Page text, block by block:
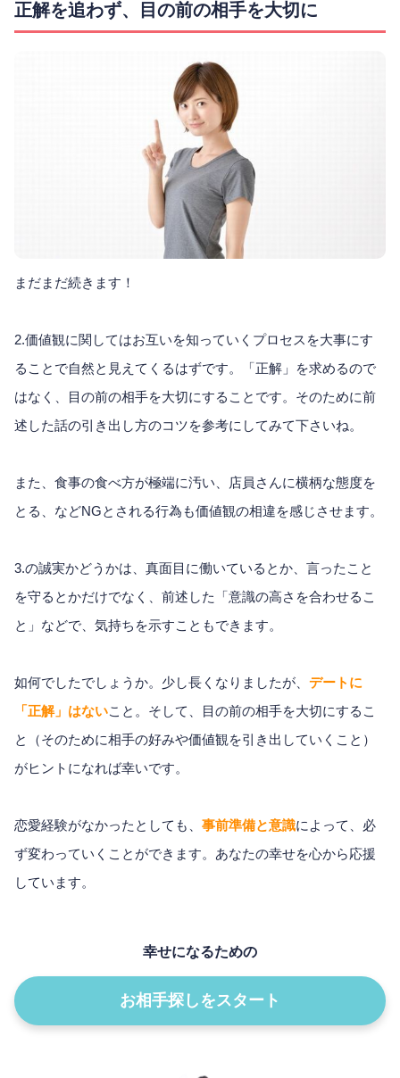
正解を追わず、目の前の相手を大切に
まだまだ続きます！
2.価値観に関してはお互いを知っていくプロセスを大事にす
ることで自然と見えてくるはずです。「正解」を求めるので
はなく、目の前の相手を大切にすることです。そのために前
述した話の引き出し方のコツを参考にしてみて下さいね。
また、食事の食べ方が極端に汚い、店員さんに横柄な態度を
とる、などNGとされる行為も価値観の相違を感じさせます。
3.の誠実かどうかは、真面目に働いているとか、言ったこと
を守るとかだけでなく、前述した「意識の高さを合わせるこ
と」などで、気持ちを示すこともできます。
如何でしたでしょうか。少し長くなりましたが、 デートに
「正解」はないこと。そして、目の前の相手を大切にするこ
と（そのために相手の好みや価値観を引き出していくこと）
がヒントになれば幸いです。
恋愛経験がなかったとしても、 事前準備と意識によって、必
ず変わっていくことができます。あなたの幸せを心から応援
しています。
幸せになるための
お相手探しをスタート